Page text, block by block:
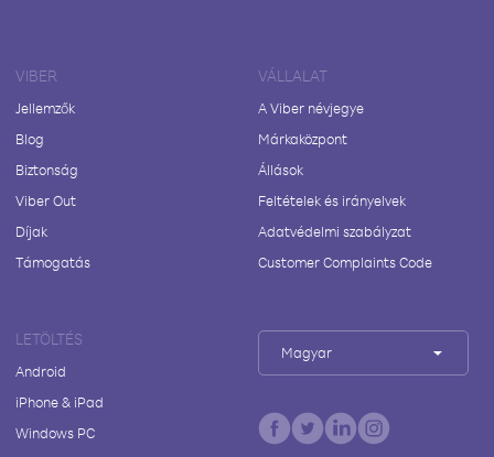
VIBER
Jellemzők
Blog
Biztonság
Viber Out
Díjak
Támogatás
VÁLLALAT
A Viber névjegye
Márkaközpont
Állások
Feltételek és irányelvek
Adatvédelmi szabályzat
Customer Complaints Code
LETÖLTÉS
Android
iPhone & iPad
Windows PC
Magyar